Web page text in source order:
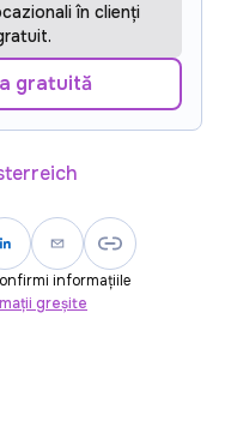
în clienți
gratuită
informațiile
greșite